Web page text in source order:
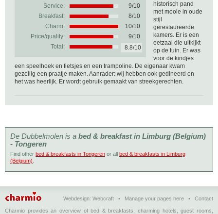
Service:
9/10
Breakfast:
8/10
Charm:
10/10
Price/quality:
9/10
Total:
8.8/10
historisch pand
met mooie in oude
stijl
gerestaureerde
kamers. Er is een
eetzaal die uitkijkt
op de tuin. Er was
voor de kindjes
een speelhoek en fietsjes en een trampoline. De eigenaar kwam
gezellig een praatje maken. Aanrader: wij hebben ook gedineerd en
het was heerlijk. Er wordt gebruik gemaakt van streekgerechten.
De Dubbelmolen is a bed & breakfast in Limburg (Belgium)
- Tongeren
Find other bed & breakfasts in Tongeren or all bed & breakfasts in Limburg
(Belgium)
Webdesign: Webcraft • Manage your pages here • Contact
Charmio provides an overview of bed & breakfasts, charming hotels, guest rooms,